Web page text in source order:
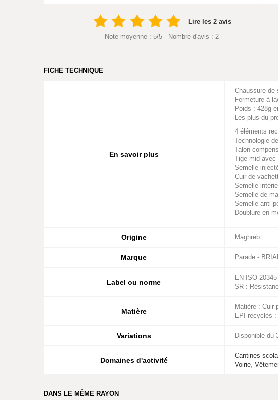
Lire les 2 avis
Note moyenne : 5/5- Nombre d'avis : 2
FICHE TECHNIQUE
En savoir plus
Chaussure de
Fermeture à
Poids : 428g
Les plus du
4 éléments
Technologie
Talon
Tige mid avec
Semelle
Cuir de
Semelle
Semelle de
Semelle anti-
Doublure en
Origine Maghreb
Marque Parade -
Label ou norme
EN ISO
SR :
Matière
Matière : Cuir
EPI recyclés
Variations Disponible du
Domaines d'activité
Cantines
Voirie,
DANS LE MÊME RAYON